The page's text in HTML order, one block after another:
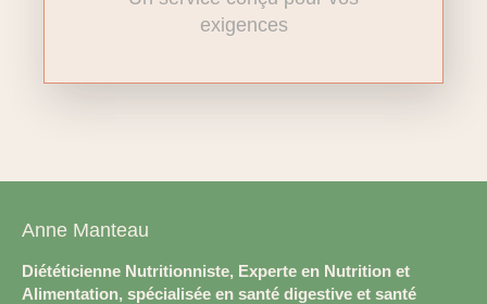
exigences
Anne Manteau
Diététicienne Nutritionniste, Experte en Nutrition et
Alimentation, spécialisée en santé digestive et santé